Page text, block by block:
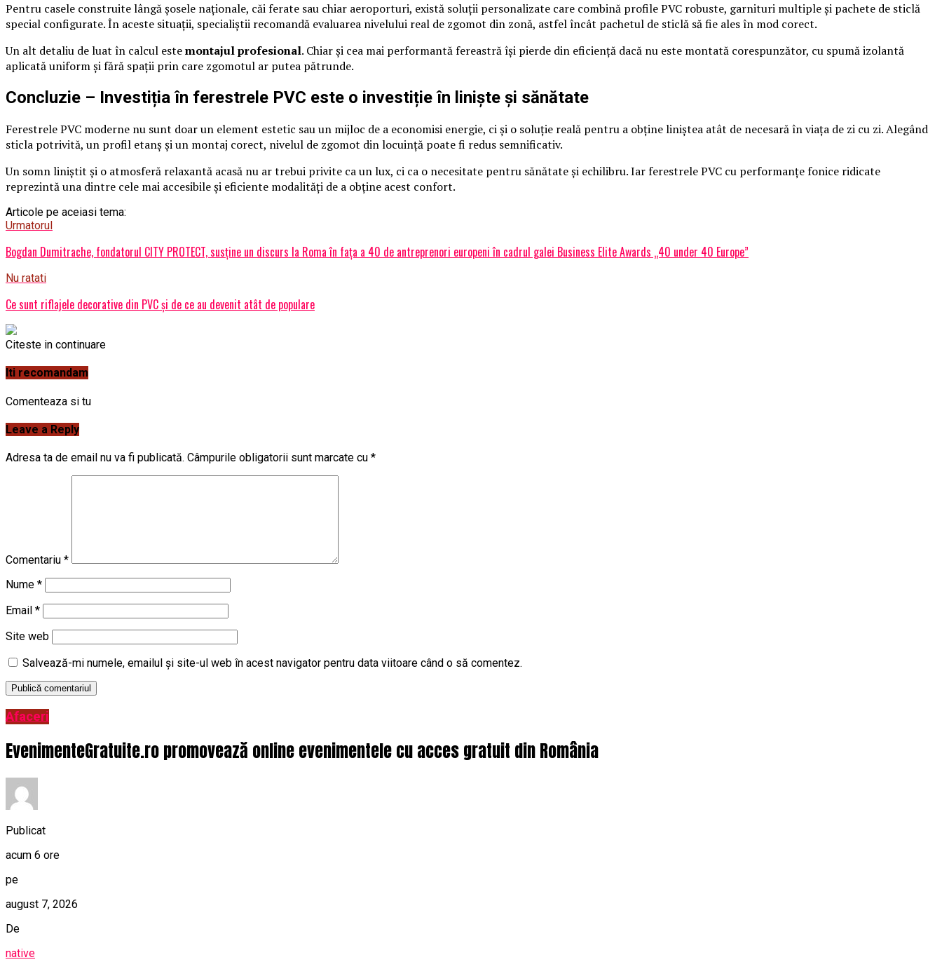
Pentru casele construite lângă șosele naționale, căi ferate sau chiar aeroporturi, există soluții personalizate care combină profile PVC robuste, garnituri multiple și pachete de sticlă
special configurate. În aceste situații, specialiștii recomandă evaluarea nivelului real de zgomot din zonă, astfel încât pachetul de sticlă să fie ales în mod corect.
Un alt detaliu de luat în calcul estemontajul profesional. Chiar și cea mai performantă fereastră își pierde din eficiență dacă nu este montată corespunzător, cu spumă izolantă
aplicată uniform și fără spații prin care zgomotul ar putea pătrunde.
Concluzie – Investiția în ferestrele PVC este o investiție în linişte şi sănătate
Ferestrele PVC moderne nu sunt doar un element estetic sau un mijloc de a economisi energie, ci și o soluție reală pentru a obține liniștea atât de necesară în viața de zi cu zi. Alegând
sticla potrivită, un profil etanș și un montaj corect, nivelul de zgomot din locuință poate fi redus semnificativ.
Un somn liniștit și o atmosferă relaxantă acasă nu ar trebui privite ca un lux, ci ca o necesitate pentru sănătate și echilibru. Iar ferestrele PVC cu performanțe fonice ridicate
reprezintă una dintre cele mai accesibile și eficiente modalități de a obține acest confort.
Articole pe aceiasi tema:
Urmatorul
Bogdan Dumitrache, fondatorul CITY PROTECT, susține un discurs la Roma în fața a 40 de antreprenori europeni în cadrul galei Business Elite Awards „40 under 40 Europe”
Nu ratati
Ce sunt riflajele decorative din PVC și de ce au devenit atât de populare
Citeste in continuare
Iti recomandam
Comenteaza si tu
Leave a Reply
Adresa ta de email nu va fi publicată. Câmpurile obligatorii sunt marcate cu *
Comentariu *
Nume *
Email *
Site web
Salvează-mi numele, emailul și site-ul web în acest navigator pentru data viitoare când o să comentez.
Afaceri
EvenimenteGratuite.ro promovează online evenimentele cu acces gratuit din România
Publicat
acum 6 ore
pe
august 7, 2026
De
native